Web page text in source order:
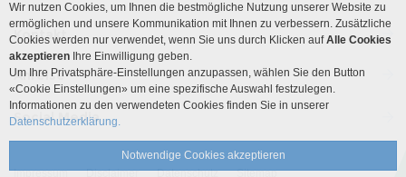
Kontakt
Anreise
Social Media
Impressum Disclaimer Datenschutz Sitemap
Wir nutzen Cookies, um Ihnen die bestmögliche Nutzung unserer Website zu
ermöglichen und unsere Kommunikation mit Ihnen zu verbessern. Zusätzliche
Cookies werden nur verwendet, wenn Sie uns durch Klicken aufAlle Cookies
akzeptieren Ihre Einwilligung geben.
Um Ihre Privatsphäre-Einstellungen anzupassen, wählen Sie den Button
«Cookie Einstellungen» um eine spezifische Auswahl festzulegen.
Informationen zu den verwendeten Cookies finden Sie in unserer
Datenschutzerklärung.
Notwendige Cookies akzeptieren